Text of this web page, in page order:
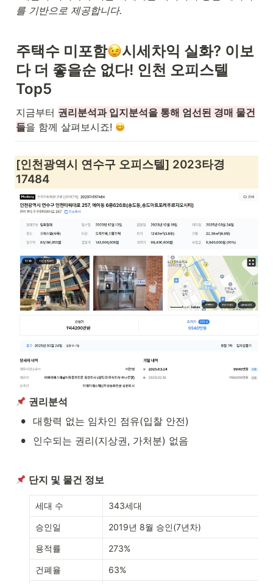
를 기반으로 제공합니다.
주택수 미포함
시세차익 실화? 이보
다 더 좋을순 없다! 인천 오피스텔
Top5
지금부터 권리분석과 입지분석을 통해 엄선된 경매 물건
들을 함께 살펴보시죠!
[인천광역시 연수구 오피스텔] 2023타경
17484
권리분석
• 대항력 없는 임차인 점유(입찰 안전)
• 인수되는 권리(지상권, 가처분) 없음
단지 및 물건 정보
세대 수 343세대
승인일 2019년 8월 승인(7년차)
용적률 273%
건폐율 63%